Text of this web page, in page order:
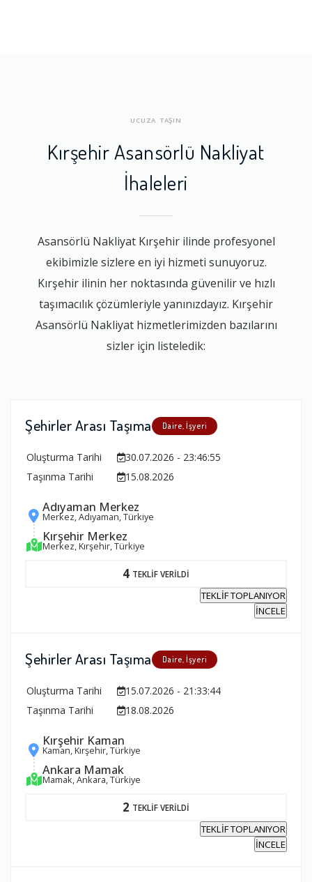
UCUZA TAŞIN
Kırşehir Asansörlü Nakliyat
İhaleleri
Asansörlü Nakliyat Kırşehir ilinde profesyonel
ekibimizle sizlere en iyi hizmeti sunuyoruz.
Kırşehir ilinin her noktasında güvenilir ve hızlı
taşımacılık çözümleriyle yanınızdayız. Kırşehir
Asansörlü Nakliyat hizmetlerimizden bazılarını
sizler için listeledik:
Şehirler Arası Taşıma Daire, İşyeri
Oluşturma Tarihi
30.07.2026 - 23:46:55
Taşınma Tarihi
15.08.2026
Adıyaman Merkez
Merkez, Adıyaman, Türkiye
Kırşehir Merkez
Merkez, Kırşehir, Türkiye
4 TEKLİF VERİLDİ
TEKLİF TOPLANIYOR
İNCELE
Şehirler Arası Taşıma Daire, İşyeri
Oluşturma Tarihi
15.07.2026 - 21:33:44
Taşınma Tarihi
18.08.2026
Kırşehir Kaman
Kaman, Kırşehir, Türkiye
Ankara Mamak
Mamak, Ankara, Türkiye
2 TEKLİF VERİLDİ
TEKLİF TOPLANIYOR
İNCELE